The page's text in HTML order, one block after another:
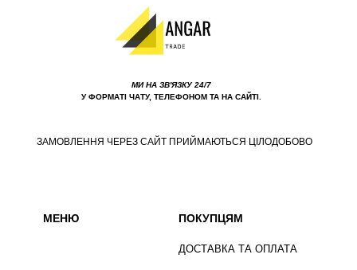
ДОСТАВКА ТА ОПЛАТА
ПОКУПЦЯМ
МИ НА ЗВ'ЯЗКУ 24/7
У ФОРМАТІ ЧАТУ, ТЕЛЕФОНОМ ТА НА САЙТІ.
МЕНЮ
ЗАМОВЛЕННЯ ЧЕРЕЗ САЙТ ПРИЙМАЮТЬСЯ ЦІЛОДОБОВО